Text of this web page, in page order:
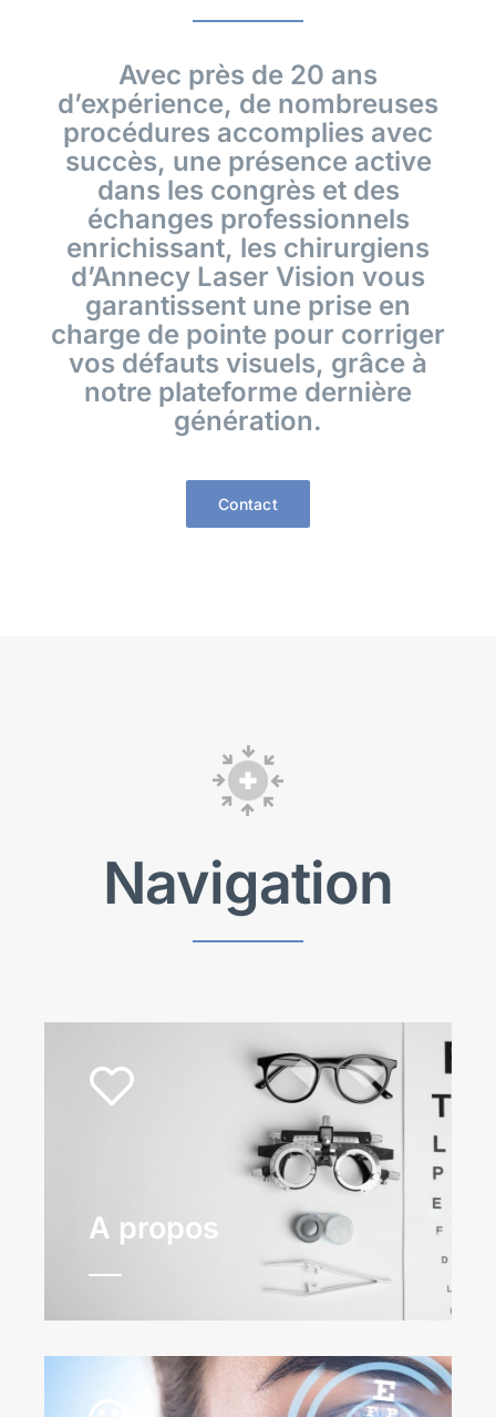
Avec près de 20 ans
d’expérience, de nombreuses
procédures accomplies avec
succès, une présence active
dans les congrès et des
échanges professionnels
enrichissant, les chirurgiens
d’Annecy Laser Vision vous
garantissent une prise en
charge de pointe pour corriger
vos défauts visuels, grâce à
notre plateforme dernière
génération.
Contact
Navigation
A propos